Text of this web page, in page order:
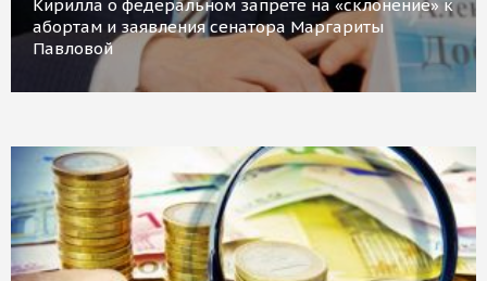
Кирилла о федеральном запрете на «склонение» к
абортам и заявления сенатора Маргариты
Павловой